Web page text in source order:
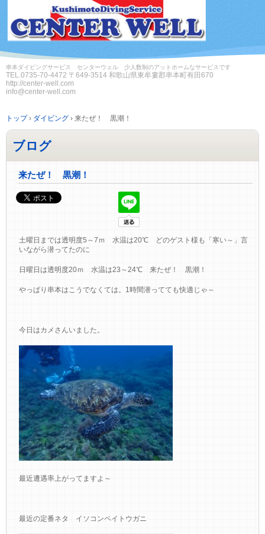
串本ダイビングサービス センターウェル 少人数制のアットホームなサービスです
TEL.0735-70-4472 〒649-3514 和歌山県東牟婁郡串本町有田670
http://center-well.com
info@center-well.com
トップ› ダイビング › 来たぜ！ 黒潮！
ブログ
来たぜ！ 黒潮！
土曜日までは透明度5～7ｍ 水温は20℃ どのゲスト様も「寒い～」言
いながら潜ってたのに
日曜日は透明度20ｍ 水温は23～24℃ 来たぜ！ 黒潮！
やっぱり串本はこうでなくては。1時間潜ってても快適じゃ～
今日はカメさんいました。
最近遭遇率上がってますよ～
最近の定番ネタ イソコンペイトウガニ